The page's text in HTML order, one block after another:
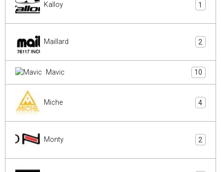
Kalloy 1
Maillard 2
Mavic 10
Miche 4
Monty 2